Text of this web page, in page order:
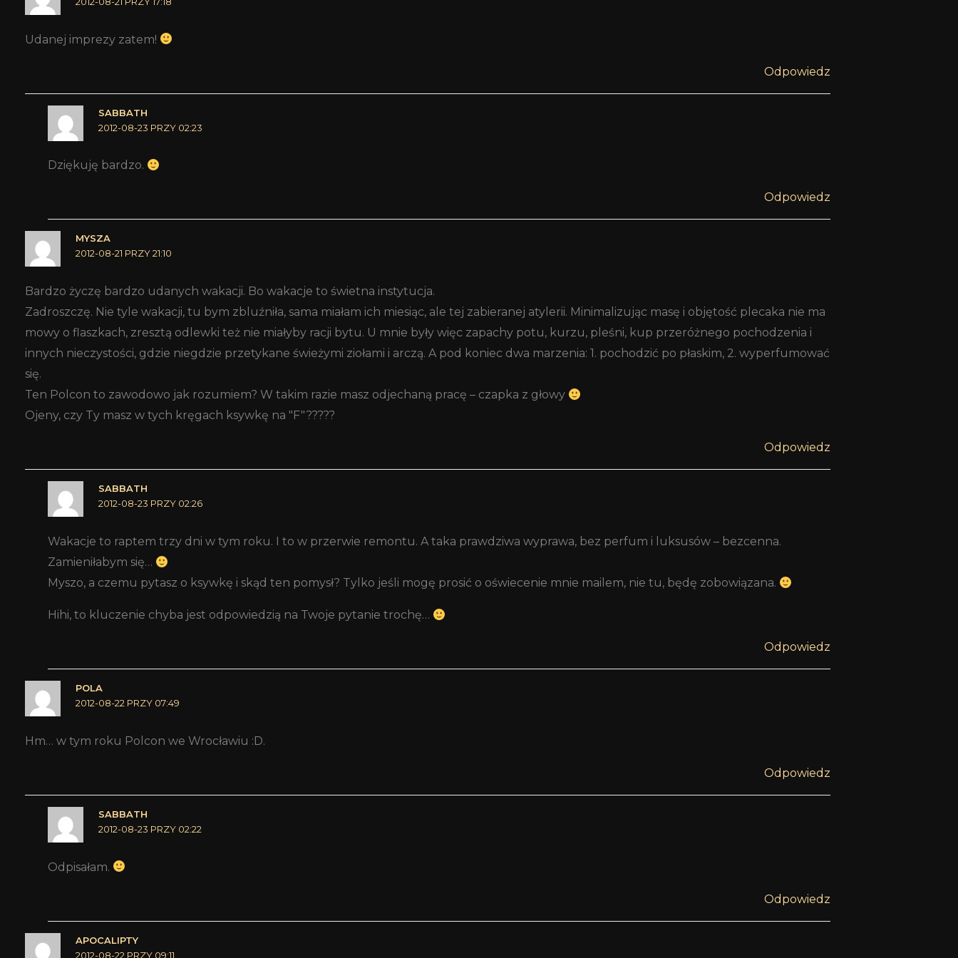
Udanej imprezy zatem!
Odpowiedz
SABBATH
2012-08-23 PRZY 02:23
Dziękuję bardzo.
Odpowiedz
MYSZA
2012-08-21 PRZY 21:10
Bardzo życzę bardzo udanych wakacji. Bo wakacje to świetna instytucja.
Zadroszczę. Nie tyle wakacji, tu bym zbluźniła, sama miałam ich miesiąc, ale tej zabieranej atylerii. Minimalizując masę i objętość plecaka nie ma
mowy o flaszkach, zresztą odlewki też nie miałyby racji bytu. U mnie były więc zapachy potu, kurzu, pleśni, kup przeróżnego pochodzenia i
innych nieczystości, gdzie niegdzie przetykane świeżymi ziołami i arczą. A pod koniec dwa marzenia: 1. pochodzić po płaskim, 2. wyperfumować
się.
Ten Polcon to zawodowo jak rozumiem? W takim razie masz odjechaną pracę – czapka z głowy
Ojeny, czy Ty masz w tych kręgach ksywkę na "F"?????
Odpowiedz
SABBATH
2012-08-23 PRZY 02:26
Wakacje to raptem trzy dni w tym roku. I to w przerwie remontu. A taka prawdziwa wyprawa, bez perfum i luksusów – bezcenna.
Zamieniłabym się…
Myszo, a czemu pytasz o ksywkę i skąd ten pomysł? Tylko jeśli mogę prosić o oświecenie mnie mailem, nie tu, będę zobowiązana.
Hihi, to kluczenie chyba jest odpowiedzią na Twoje pytanie trochę…
Odpowiedz
POLA
2012-08-22 PRZY 07:49
Hm… w tym roku Polcon we Wrocławiu :D.
Odpowiedz
SABBATH
2012-08-23 PRZY 02:22
Odpisałam.
Odpowiedz
APOCALIPTY
2012-08-22 PRZY 09:11